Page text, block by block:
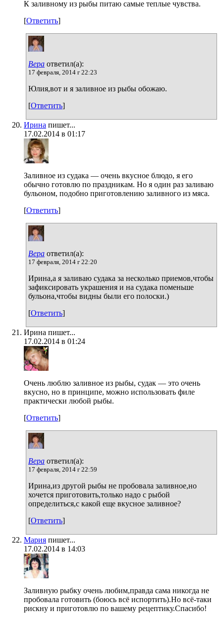
К заливному из рыбы питаю самые теплые чувства.
[Ответить]
Вера ответил(а):
17 февраля, 2014 г 22:23
Юлия,вот и я заливное из рыбы обожаю.
[Ответить]
Ирина пишет...
17.02.2014 в 01:17
Заливное из судака — очень вкусное блюдо, я его
обычно готовлю по праздникам. Но я один раз заливаю
бульоном, подобно приготовлению заливного из мяса.
[Ответить]
Вера ответил(а):
17 февраля, 2014 г 22:20
Ирина,а я заливаю судака за несколько приемов,чтобы
зафиксировать украшения и на судака поменьше
бульона,чтобы видны были его полоски.)
[Ответить]
Ирина пишет...
17.02.2014 в 01:24
Очень люблю заливное из рыбы, судак — это очень
вкусно, но в принципе, можно использовать филе
практически любой рыбы.
[Ответить]
Вера ответил(а):
17 февраля, 2014 г 22:59
Ирина,из другой рыбы не пробовала заливное,но
хочется приготовить,только надо с рыбой
определиться,с какой еще вкусное заливное?
[Ответить]
Мария пишет...
17.02.2014 в 14:03
Заливную рыбку очень любим,правда сама никогда не
пробовала готовить (боюсь всё испортить).Но всё-таки
рискну и приготовлю по вашему рецептику.Спасибо!